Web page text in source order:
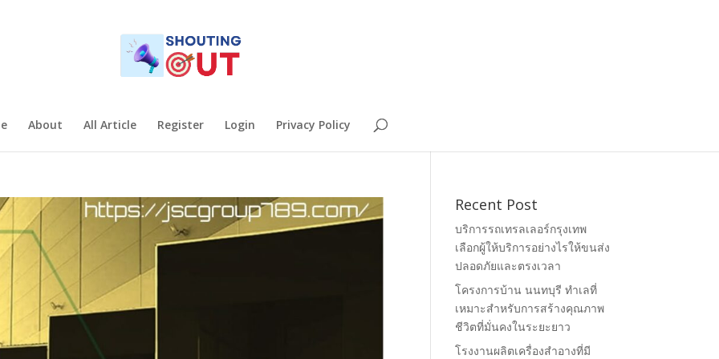
About All Article Register Login Privacy Policy
Recent Post
บริการรถเทรลเลอร์กรุงเทพ
เลือกผู้ให้บริการอย่างไรให้ขนส่ง
ปลอดภัยและตรงเวลา
โครงการบ้าน นนทบุรี ทำเลที่
เหมาะสำหรับการสร้างคุณภาพ
ชีวิตที่มั่นคงในระยะยาว
โรงงานผลิตเครื่องสำอางที่มี